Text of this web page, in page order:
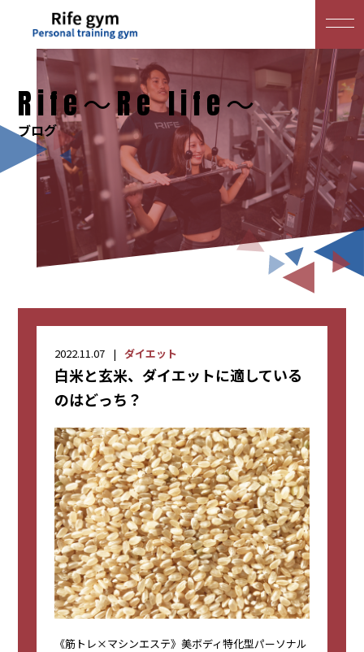
Rife～Re life～
ブログ
2022.11.07 ダイエット
白米と玄米、ダイエットに適している
のはどっち？
《筋トレ×マシンエステ》美ボディ特化型パーソナル